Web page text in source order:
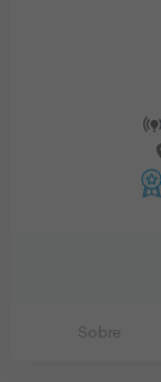
Sobre